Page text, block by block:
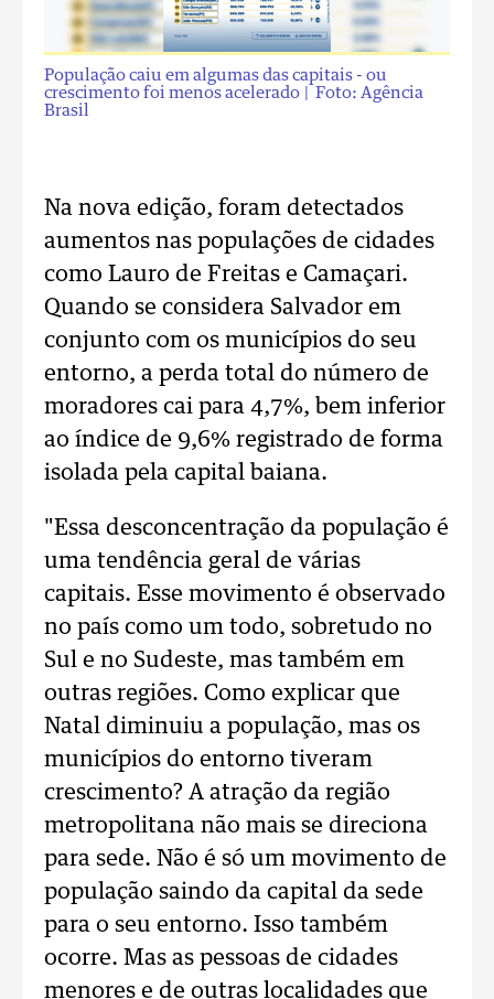
População caiu em algumas das capitais - ou
crescimento foi menos acelerado
| Foto: Agência
Brasil
Na nova edição, foram detectados
aumentos nas populações de cidades
como Lauro de Freitas e Camaçari.
Quando se considera Salvador em
conjunto com os municípios do seu
entorno, a perda total do número de
moradores cai para 4,7%, bem inferior
ao índice de 9,6% registrado de forma
isolada pela capital baiana.
"Essa desconcentração da população é
uma tendência geral de várias
capitais. Esse movimento é observado
no país como um todo, sobretudo no
Sul e no Sudeste, mas também em
outras regiões. Como explicar que
Natal diminuiu a população, mas os
municípios do entorno tiveram
crescimento? A atração da região
metropolitana não mais se direciona
para sede. Não é só um movimento de
população saindo da capital da sede
para o seu entorno. Isso também
ocorre. Mas as pessoas de cidades
menores e de outras localidades que